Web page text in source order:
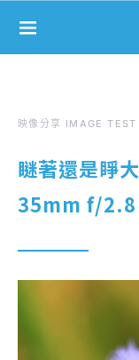
Search for:
映像分享 IMAGE TEST
瞇著還是睜
35mm f/2.8